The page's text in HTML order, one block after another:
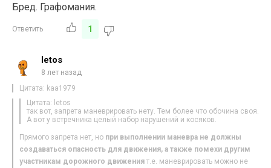
Бред. Графомания.
Ответить 1
letos
8 лет назад
Цитата: kaa1979
Цитата: letos
так вот, запрета маневрировать нету. Тем более что обочина своя.
А вот у встречника целый набор нарушений и косяков.
Прямого запрета нет, но при выполнении маневра не должны
создаваться опасность для движения, а также помехи другим
участникам дорожного движения т.е. маневрировать можно не